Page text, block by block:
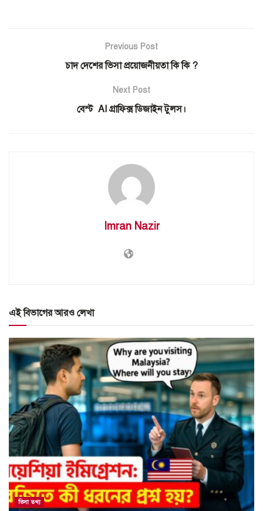
Previous Post
চাদ দেশের ভিসা প্রয়োজনীয়তা কি কি ?
Next Post
বেস্ট AI গ্রাফিক্স ডিজাইন টুলস।
Imran Nazir
এই বিভাগের আরও লেখা
ভিসা তথ্য